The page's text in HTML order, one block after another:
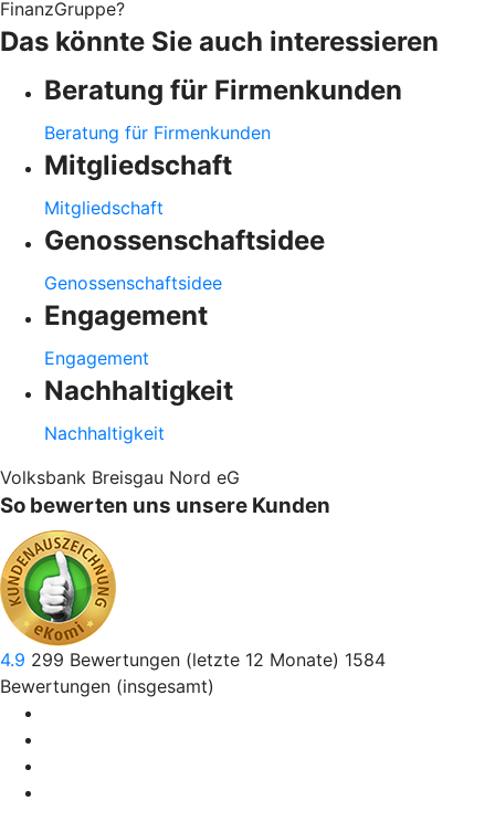
FinanzGruppe?
Das könnte Sie auch interessieren
Beratung für Firmenkunden
Beratung für Firmenkunden
Mitgliedschaft
Mitgliedschaft
Genossenschaftsidee
Genossenschaftsidee
Engagement
Engagement
Nachhaltigkeit
Nachhaltigkeit
Volksbank Breisgau Nord eG
So bewerten uns unsere Kunden
4.9 299 Bewertungen (letzte 12 Monate) 1584
Bewertungen (insgesamt)